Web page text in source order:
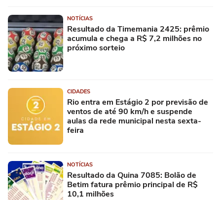
NOTÍCIAS
Resultado da Timemania 2425: prêmio
acumula e chega a R$ 7,2 milhões no
próximo sorteio
CIDADES
Rio entra em Estágio 2 por previsão de
ventos de até 90 km/h e suspende
aulas da rede municipal nesta sexta-
feira
NOTÍCIAS
Resultado da Quina 7085: Bolão de
Betim fatura prêmio principal de R$
10,1 milhões